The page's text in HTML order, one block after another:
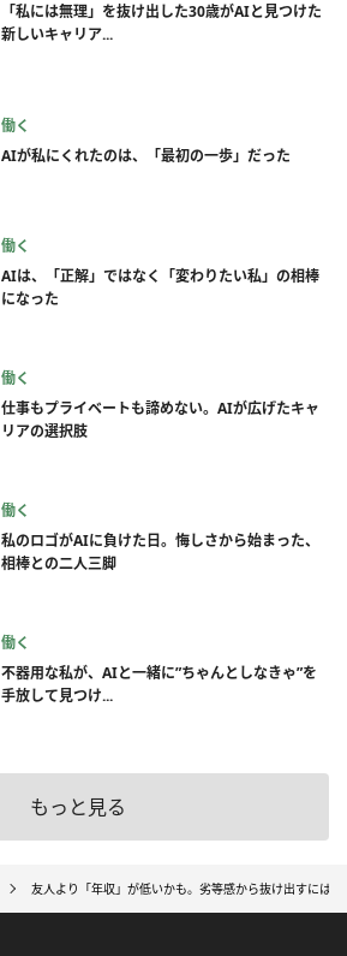
「私には無理」を抜け出した30歳がAIと見つけた
新しいキャリア...
働く
AIが私にくれたのは、「最初の一歩」だった
働く
AIは、「正解」ではなく「変わりたい私」の相棒
になった
働く
仕事もプライベートも諦めない。AIが広げたキャ
リアの選択肢
働く
私のロゴがAIに負けた日。悔しさから始まった、
相棒との二人三脚
働く
不器用な私が、AIと一緒に”ちゃんとしなきゃ”を
手放して見つけ...
もっと見る
友人より「年収」が低いかも。劣等感から抜け出すには